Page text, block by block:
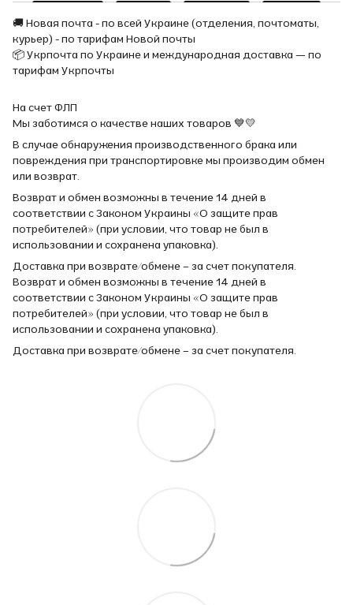
🚚 Новая почта - по всей Украине (отделения, почтоматы,
курьер) - по тарифам Новой почты
📦 Укрпочта по Украине и международная доставка — по
тарифам Укрпочты
На счет ФЛП
Мы заботимся о качестве наших товаров 💙💛
В случае обнаружения производственного брака или
повреждения при транспортировке мы производим обмен
или возврат.
Возврат и обмен возможны в течение 14 дней в
соответствии с Законом Украины «О защите прав
потребителей» (при условии, что товар не был в
использовании и сохранена упаковка).
Доставка при возврате/обмене – за счет покупателя.
Возврат и обмен возможны в течение 14 дней в
соответствии с Законом Украины «О защите прав
потребителей» (при условии, что товар не был в
использовании и сохранена упаковка).
Доставка при возврате/обмене – за счет покупателя.